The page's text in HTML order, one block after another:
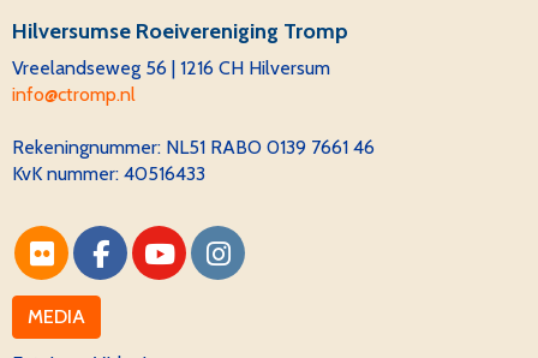
Hilversumse Roeivereniging Tromp
Vreelandseweg 56 | 1216 CH Hilversum
ofni@ctromp.nl
Rekeningnummer: NL51 RABO 0139 7661 46
KvK nummer: 40516433
MEDIA